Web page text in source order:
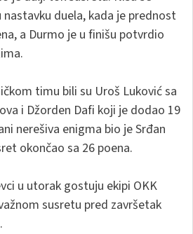
duela, kada je prednost
a Durmo je u finišu potvrdio
timu bili su Uroš Luković sa
i Džorden Dafi koji je dodao 19
nerešiva enigma bio je Srđan
okončao sa 26 poena.
u utorak gostuju ekipi OKK
susretu pred završetak